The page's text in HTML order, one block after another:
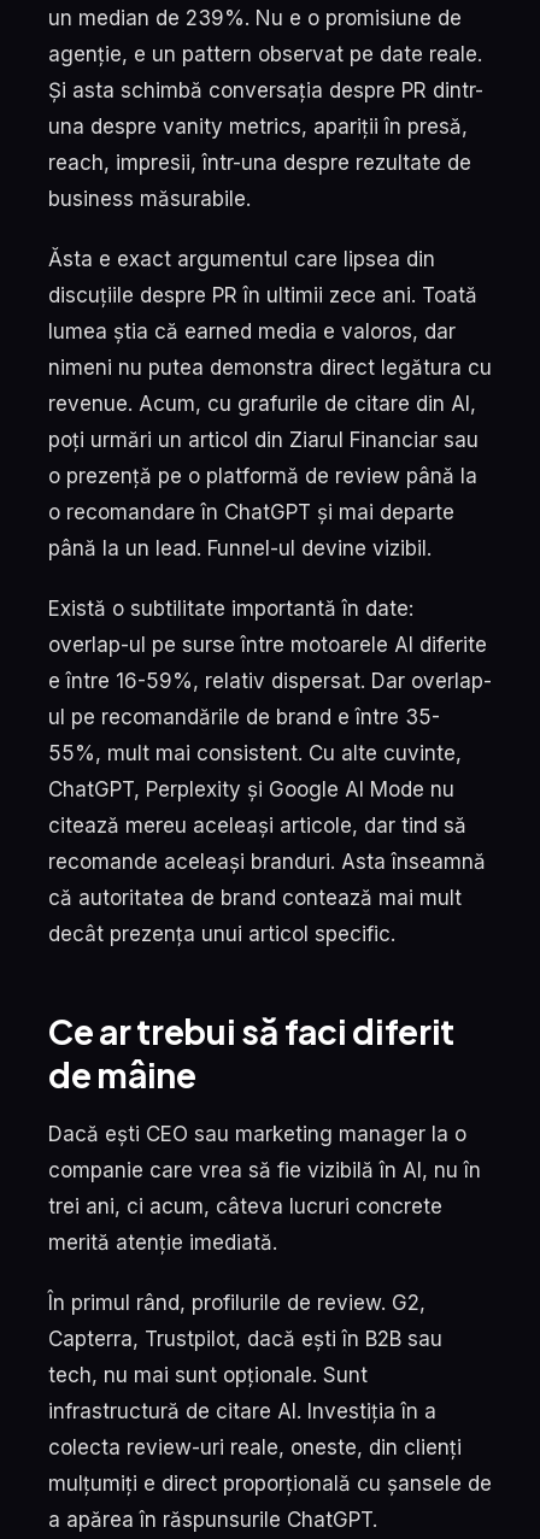
un median de 239%. Nu e o promisiune de
agenție, e un pattern observat pe date reale.
Și asta schimbă conversația despre PR dintr-
una despre vanity metrics, apariții în presă,
reach, impresii, într-una despre rezultate de
business măsurabile.
Ăsta e exact argumentul care lipsea din
discuțiile despre PR în ultimii zece ani. Toată
lumea știa că earned media e valoros, dar
nimeni nu putea demonstra direct legătura cu
revenue. Acum, cu grafurile de citare din AI,
poți urmări un articol din Ziarul Financiar sau
o prezență pe o platformă de review până la
o recomandare în ChatGPT și mai departe
până la un lead. Funnel-ul devine vizibil.
Există o subtilitate importantă în date:
overlap-ul pe surse între motoarele AI diferite
e între 16-59%, relativ dispersat. Dar overlap-
ul pe recomandările de brand e între 35-
55%, mult mai consistent. Cu alte cuvinte,
ChatGPT, Perplexity și Google AI Mode nu
citează mereu aceleași articole, dar tind să
recomande aceleași branduri. Asta înseamnă
că autoritatea de brand contează mai mult
decât prezența unui articol specific.
Ce ar trebui să faci diferit
de mâine
Dacă ești CEO sau marketing manager la o
companie care vrea să fie vizibilă în AI, nu în
trei ani, ci acum, câteva lucruri concrete
merită atenție imediată.
În primul rând, profilurile de review. G2,
Capterra, Trustpilot, dacă ești în B2B sau
tech, nu mai sunt opționale. Sunt
infrastructură de citare AI. Investiția în a
colecta review-uri reale, oneste, din clienți
mulțumiți e direct proporțională cu șansele de
a apărea în răspunsurile ChatGPT.